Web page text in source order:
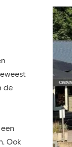
de
Ook